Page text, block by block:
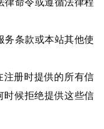
条款或本站其他使
注册时提供的所有信
时候拒绝提供这些信